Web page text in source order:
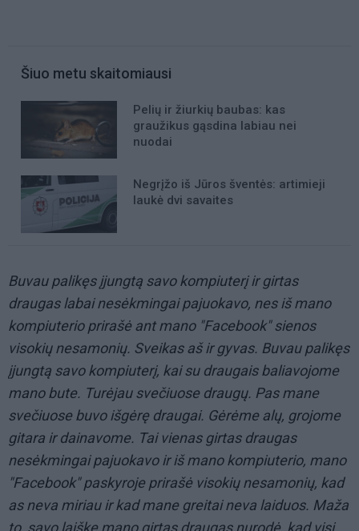
Šiuo metu skaitomiausi
Pelių ir žiurkių baubas: kas
graužikus gąsdina labiau nei
nuodai
Negrįžo iš Jūros šventės: artimieji
laukė dvi savaites
Buvau palikęs įjungtą savo kompiuterį ir girtas
draugas labai nesėkmingai pajuokavo, nes iš mano
kompiuterio prirašė ant mano "Facebook" sienos
visokių nesamonių. Sveikas aš ir gyvas. Buvau palikęs
įjungtą savo kompiuterį, kai su draugais baliavojome
mano bute. Turėjau svečiuose draugų. Pas mane
svečiuose buvo išgėrę draugai. Gėrėme alų, grojome
gitara ir dainavome. Tai vienas girtas draugas
nesėkmingai pajuokavo ir iš mano kompiuterio, mano
"Facebook" paskyroje prirašė visokių nesamonių, kad
as neva miriau ir kad mane greitai neva laiduos. Maža